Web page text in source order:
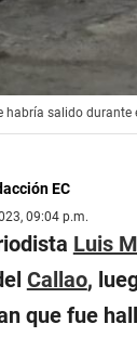
salido
EC
09:04 p.m.
Luis
Callao,
que fue